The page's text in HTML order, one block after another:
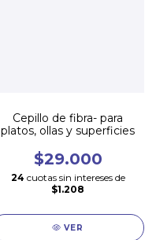
Cepillo de fibra- para
platos, ollas y superficies
$29.000
24 cuotas sin intereses de
$1.208
VER